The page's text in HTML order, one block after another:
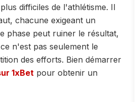
difficiles de l'athlétisme. Il
chacune exigeant un
phase peut ruiner le résultat,
n'est pas seulement le
des efforts. Bien démarrer
1xBet pour obtenir un